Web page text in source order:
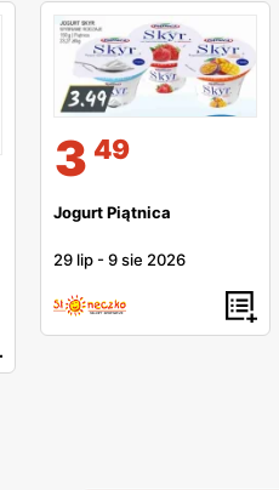
3 49
Jogurt Piątnica
29 lip -9 sie 2026